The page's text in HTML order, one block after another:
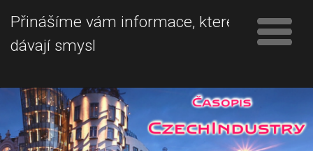
Přinášíme vám informace, které
dávají smysl